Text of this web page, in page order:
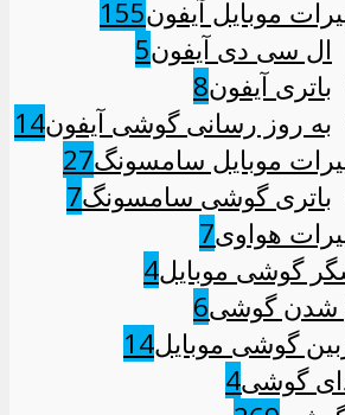
موبایل آیفون155
ال سی دی آیفون5
باتری آیفون8
به روز رسانی گوشی آیفون14
موبایل سامسونگ27
باتری گوشی سامسونگ7
هواوی7
گوشی موبایل4
شدن گوشی6
گوشی موبایل14
گوشی4